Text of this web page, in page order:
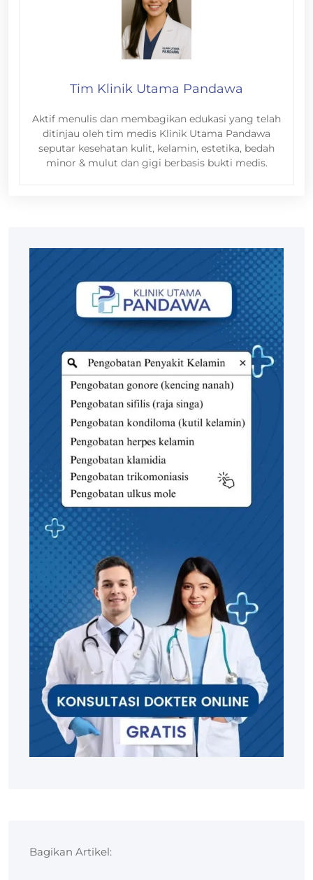
Tim Klinik Utama Pandawa
Aktif menulis dan membagikan edukasi yang telah
ditinjau oleh tim medis Klinik Utama Pandawa
seputar kesehatan kulit, kelamin, estetika, bedah
minor & mulut dan gigi berbasis bukti medis.
Bagikan Artikel: